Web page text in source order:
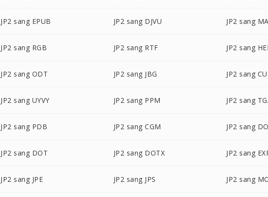
JP2 sang EPUB JP2 sang DJVU JP2 sang
JP2 sang RGB JP2 sang RTF JP2 sang
JP2 sang ODT JP2 sang JBG JP2 sang
JP2 sang UYVY JP2 sang PPM JP2 sang
JP2 sang PDB JP2 sang CGM JP2 sang
JP2 sang DOT JP2 sang DOTX JP2 sang
JP2 sang JPE JP2 sang JPS JP2 sang